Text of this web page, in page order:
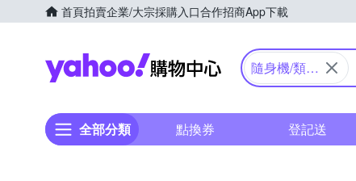
首頁拍賣企業/大宗採購入口合作招商App下載
Yahoo購物中心
隨身機/類單
全部分類 點換券 登記送